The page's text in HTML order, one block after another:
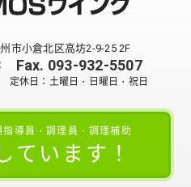
市小倉北区高坊2-9-25 2F
Fax. 093-932-5507
休日：土曜日・日曜日・祝日
指導員・調理員・調理補助
ています！